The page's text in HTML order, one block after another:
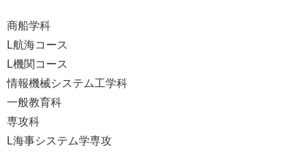
商船学科
L航海コース
L機関コース
情報機械システム工学科
一般教育科
専攻科
L海事システム学専攻